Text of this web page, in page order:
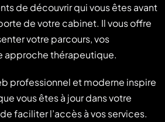
de découvrir qui vous êtes avant
de votre cabinet. Il vous offre
votre parcours, vos
approche thérapeutique.
professionnel et moderne inspire
vous êtes à jour dans votre
faciliter l’accès à vos services.